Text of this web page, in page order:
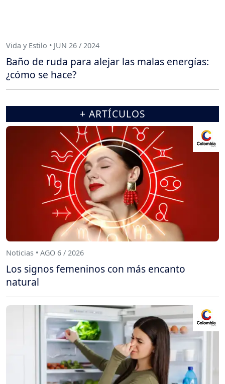
Vida y Estilo • JUN 26 / 2024
Baño de ruda para alejar las malas energías:
¿cómo se hace?
+ ARTÍCULOS
Noticias • AGO 6 / 2026
Los signos femeninos con más encanto
natural